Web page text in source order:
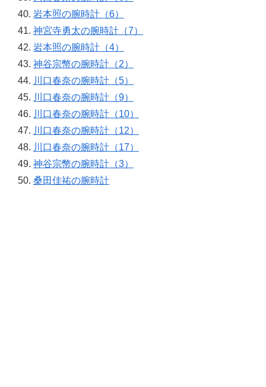
岩本照の腕時計（6）
神宮寺勇太の腕時計（7）
岩本照の腕時計（4）
神谷宗幣の腕時計（2）
川口春奈の腕時計（5）
川口春奈の腕時計（9）
川口春奈の腕時計（10）
川口春奈の腕時計（12）
川口春奈の腕時計（17）
神谷宗幣の腕時計（3）
桑田佳祐の腕時計